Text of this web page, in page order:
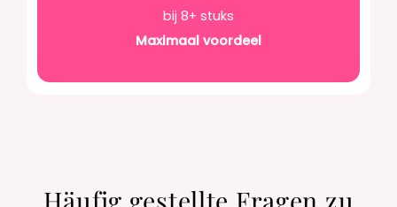
bij 8+ stuks
Maximaal voordeel
Häufig gestellte Fragen zu